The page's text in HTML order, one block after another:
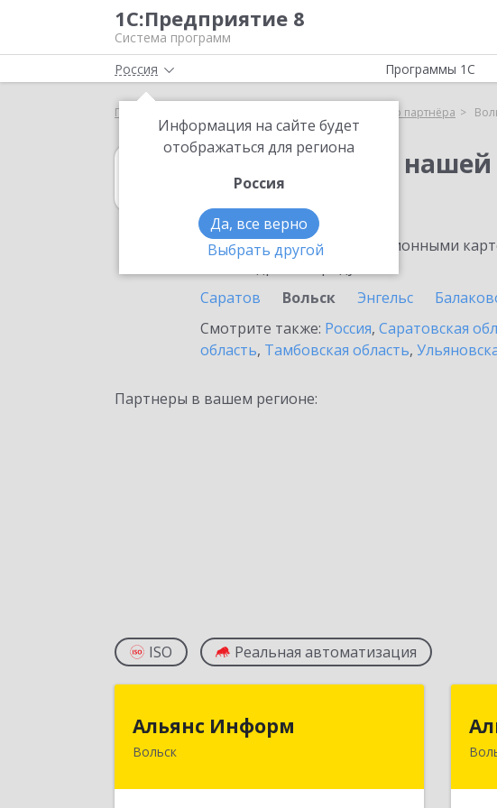
1С:Предприятие 8
Система программ
Россия
Информация на сайте будет
отображаться для региона
Россия
Да, все верно
Выбрать другой
Программы 1С
Главная Выбор партнёра
1С:Управление
в Вольске
Ознакомьтесь с информационными
Саратов
Вольск Энгельс
Смотрите также: Россия, Саратовская
область, Тамбовская область,
Партнеры в вашем регионе:
ISO Реальная автоматизация
Альянс Информ
Вольск
Альянс Информ
412906, Саратовская обл, Вольск г,